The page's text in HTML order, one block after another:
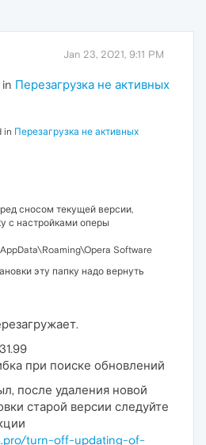
Jan 23, 2021, 9:11 PM
in Перезагрузка не активных
in Перезагрузка не активных
сносом текущей версии,
с настройками оперы
Software
эту папку надо вернуть
при поиске обновлений
после удаления новой
старой версии следуйте
turn-off-updating-of-